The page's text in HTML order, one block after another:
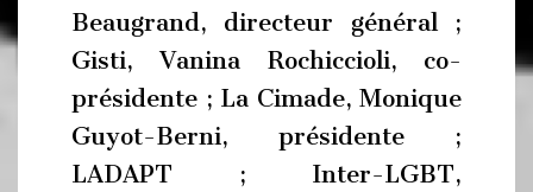
Beaugrand, directeur général ;
Gisti, Vanina Rochiccioli, co-
présidente ; La Cimade, Monique
Guyot-Berni, présidente ;
LADAPT ; Inter-LGBT,